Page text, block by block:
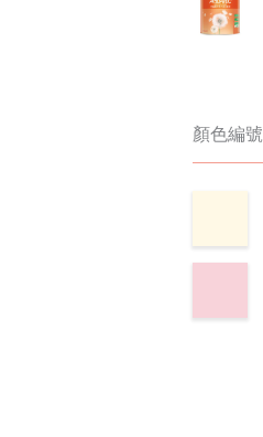
顏色編號